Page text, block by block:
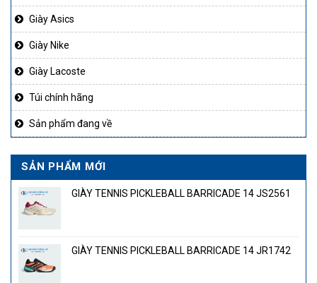
Giày Asics
Giày Nike
Giày Lacoste
Túi chính hãng
Sản phẩm đang về
SẢN PHẨM MỚI
GIÀY TENNIS PICKLEBALL BARRICADE 14 JS2561
GIÀY TENNIS PICKLEBALL BARRICADE 14 JR1742